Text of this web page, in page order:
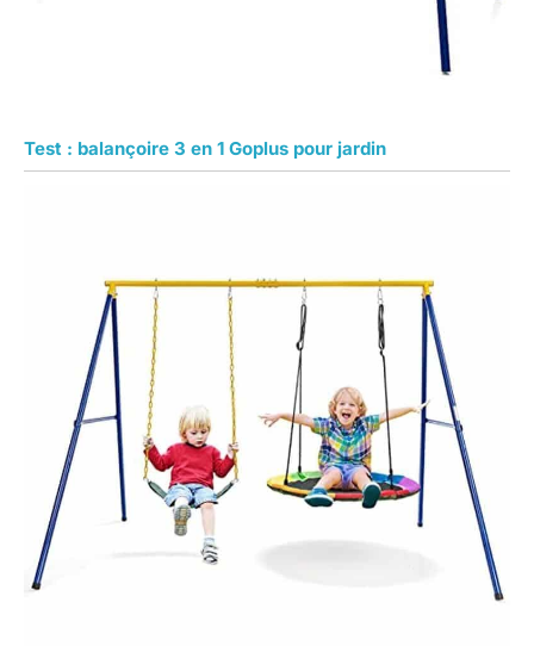
Test : balançoire 3 en 1 Goplus pour jardin